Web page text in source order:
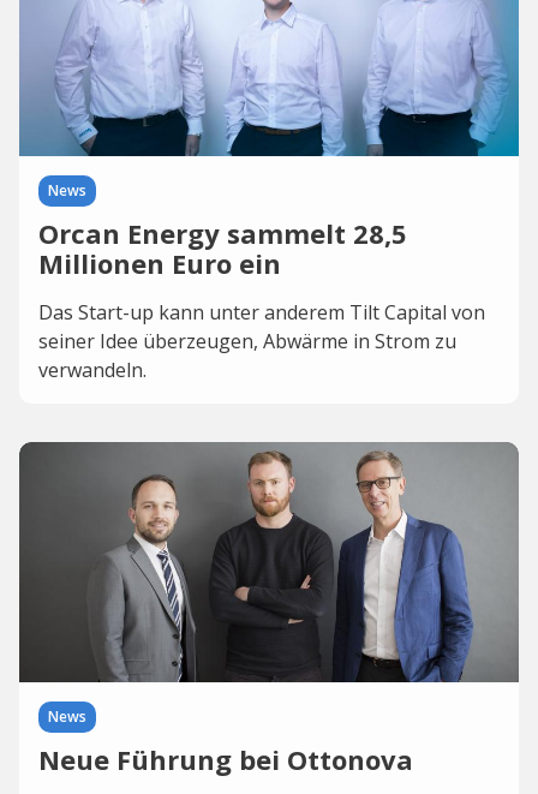
News
Orcan Energy sammelt 28,5
Millionen Euro ein
Das Start-up kann unter anderem Tilt Capital von
seiner Idee überzeugen, Abwärme in Strom zu
verwandeln.
News
Neue Führung bei Ottonova